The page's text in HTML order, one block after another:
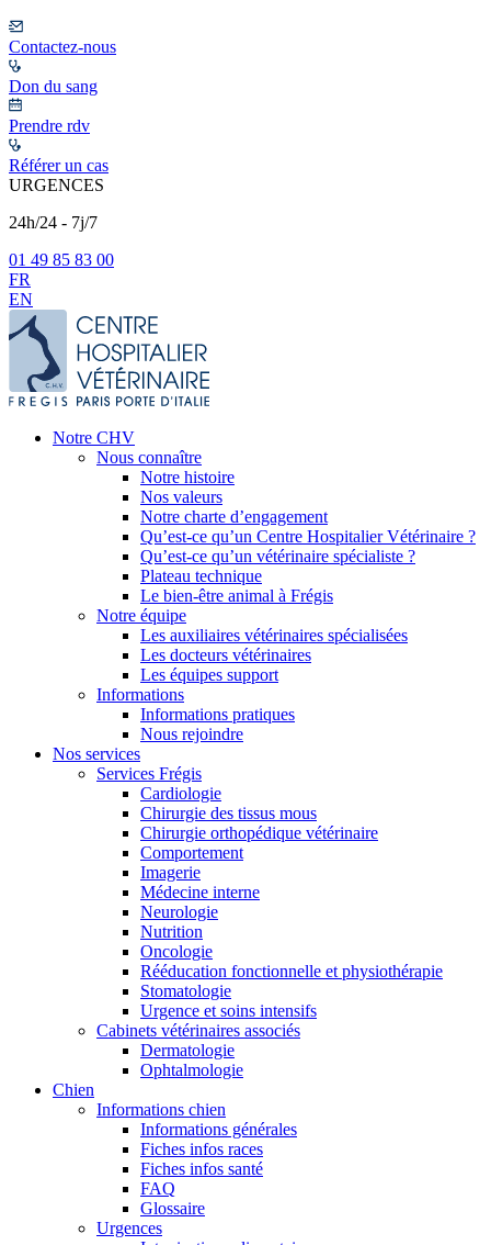
Contactez-nous
Don du sang
Prendre rdv
Référer un cas
URGENCES
24h/24 - 7j/7
01 49 85 83 00
FR
EN
Notre CHV
Nous connaître
Notre histoire
Nos valeurs
Notre charte d’engagement
Qu’est-ce qu’un Centre Hospitalier Vétérinaire ?
Qu’est-ce qu’un vétérinaire spécialiste ?
Plateau technique
Le bien-être animal à Frégis
Notre équipe
Les auxiliaires vétérinaires spécialisées
Les docteurs vétérinaires
Les équipes support
Informations
Informations pratiques
Nous rejoindre
Nos services
Services Frégis
Cardiologie
Chirurgie des tissus mous
Chirurgie orthopédique vétérinaire
Comportement
Imagerie
Médecine interne
Neurologie
Nutrition
Oncologie
Rééducation fonctionnelle et physiothérapie
Stomatologie
Urgence et soins intensifs
Cabinets vétérinaires associés
Dermatologie
Ophtalmologie
Chien
Informations chien
Informations générales
Fiches infos races
Fiches infos santé
FAQ
Glossaire
Urgences